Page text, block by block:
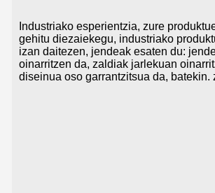
Industriako esperientzia, zure
gehitu diezaiekegu, industriako
izan daitezen, jendeak esaten du:
oinarritzen da, zaldiak jarlekuan
diseinua oso garrantzitsua da, batekin.